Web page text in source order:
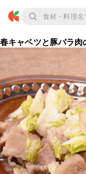
春キャベツと豚バラ肉